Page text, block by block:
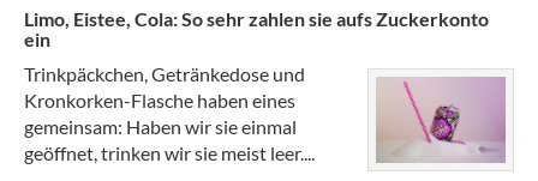
Limo, Eistee, Cola: So sehr zahlen sie aufs Zuckerkonto
ein
Trinkpäckchen, Getränkedose und
Kronkorken-Flasche haben eines
gemeinsam: Haben wir sie einmal
geöffnet, trinken wir sie meist leer....